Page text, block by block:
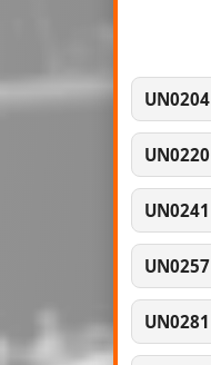
UN0204
UN0220
UN0241
UN0257
UN0281